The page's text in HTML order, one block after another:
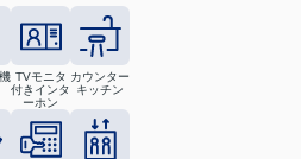
TVモニタ
付きインタ
ーホン
カウンター
キッチン